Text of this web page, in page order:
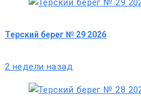
Терский берег № 29 2026
2 недели назад